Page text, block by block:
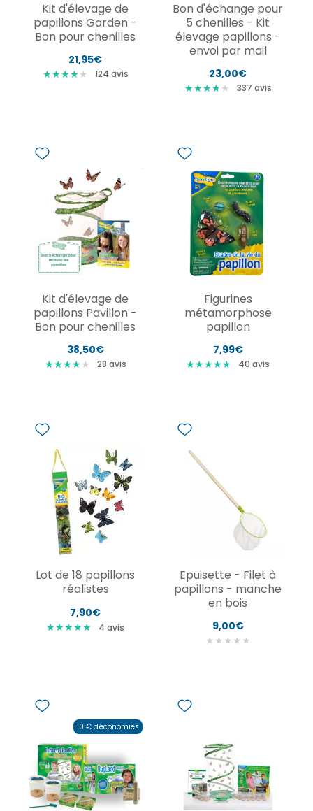
Kit d'élevage de
papillons Garden -
Bon pour chenilles
21,95€
★★★★
★★★★★ 124 avis
Bon d'échange pour
5 chenilles - Kit
élevage papillons -
envoi par mail
23,00€
★★★★
★★★★ ★ 337 avis
Kit d'élevage de
papillons Pavillon -
Bon pour chenilles
38,50€
★★★★
★★★★ ★ 28 avis
Figurines
métamorphose
papillon
7,99€
★★★★★
★★★★★ 40 avis
Lot de 18 papillons
réalistes
7,90€
★★★★★
★★★★★ 4 avis
Epuisette - Filet à
papillons - manche
en bois
9,00€
★ ★ ★ ★ ★
10 € d'économies